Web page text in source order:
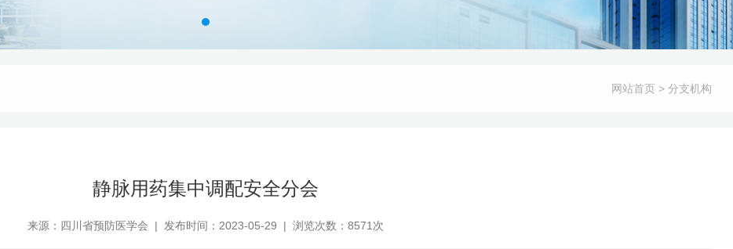
网站首页 > 分支机构
静脉用药集中调配安全分会
来源：四川省预防医学会 | 发布时间：2023-05-29 | 浏览次数：8571次